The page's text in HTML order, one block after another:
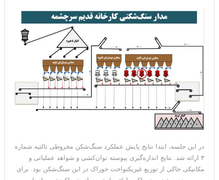
در این جلسه، ابتدا نتایج پایش عملکرد سنگ‌شکن مخروطی ثالثیه شماره
۳ ارائه شد. نتایج اندازه‌گیری پیوسته توان‌کشی و شواهد عملیاتی و